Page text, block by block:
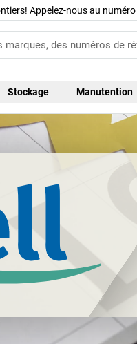
Appelez-nous au numéro
Stockage Manutention